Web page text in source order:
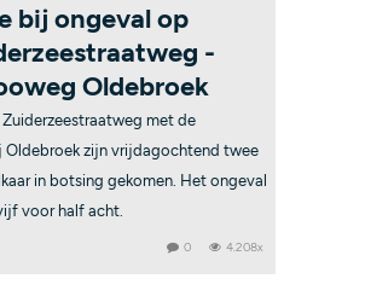
bij ongeval op
-
Oldebroek
met de
Oldebroek zijn vrijdagochtend twee
in botsing gekomen. Het ongeval
voor half acht.
0 4.208x